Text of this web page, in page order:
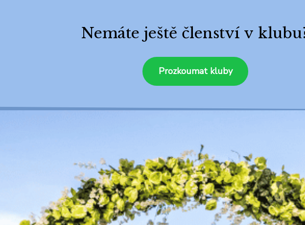
Nemáte ještě členství v
Prozkoumat kluby